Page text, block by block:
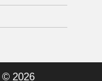
2026